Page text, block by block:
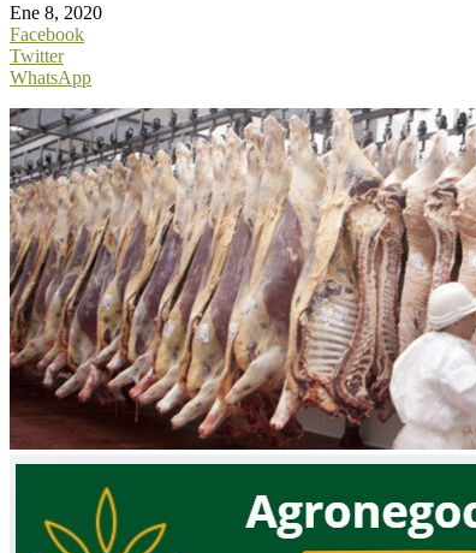
Ene 8, 2020
Facebook
Twitter
WhatsApp